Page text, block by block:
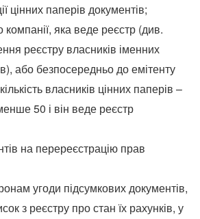
цінних паперів документів;
компанії, яка веде реєстр (див.
реєстру власників іменних
або безпосередньо до емітенту
власників цінних паперів –
50 і він веде реєстр
на перереєстрацію прав
угоди підсумкових документів,
з реєстру про стан їх рахунків, у